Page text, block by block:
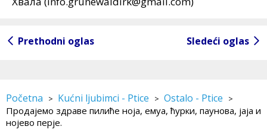
Prethodni oglas Sledeći oglas
Početna > Kućni ljubimci - Ptice > Ostalo - Ptice >
Продајемо здраве пилиће ноја, емуа, ћурки, паунова, јаја и
нојево перје.